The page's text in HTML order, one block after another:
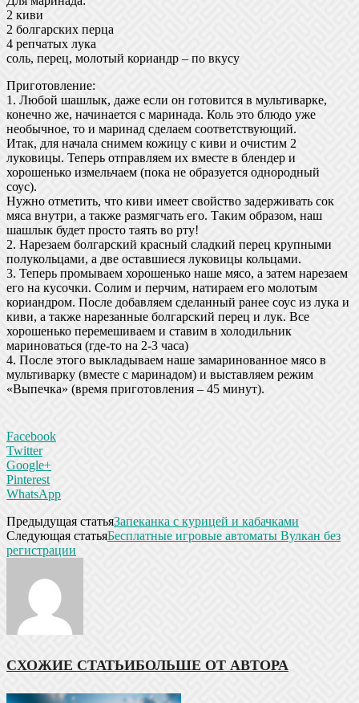
2 киви
2 болгарских перца
4 репчатых лука
соль, перец, молотый кориандр – по вкусу
Приготовление:
1. Любой шашлык, даже если он готовится в мультиварке,
конечно же, начинается с маринада. Коль это блюдо уже
необычное, то и маринад сделаем соответствующий.
Итак, для начала снимем кожицу с киви и очистим 2
луковицы. Теперь отправляем их вместе в блендер и
хорошенько измельчаем (пока не образуется однородный
соус).
Нужно отметить, что киви имеет свойство задерживать сок
мяса внутри, а также размягчать его. Таким образом, наш
шашлык будет просто таять во рту!
2. Нарезаем болгарский красный сладкий перец крупными
полукольцами, а две оставшиеся луковицы кольцами.
3. Теперь промываем хорошенько наше мясо, а затем нарезаем
его на кусочки. Солим и перчим, натираем его молотым
кориандром. После добавляем сделанный ранее соус из лука и
киви, а также нарезанные болгарский перец и лук. Все
хорошенько перемешиваем и ставим в холодильник
мариноваться (где-то на 2-3 часа)
4. После этого выкладываем наше замаринованное мясо в
мультиварку (вместе с маринадом) и выставляем режим
«Выпечка» (время приготовления – 45 минут).
Facebook
Twitter
Google+
Pinterest
WhatsApp
Предыдущая статьяЗапеканка с курицей и кабачками
Следующая статьяБесплатные игровые автоматы Вулкан без
регистрации
СХОЖИЕ СТАТЬИБОЛЬШЕ ОТ АВТОРА